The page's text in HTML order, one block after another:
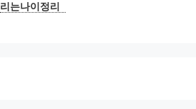
리는나이정리